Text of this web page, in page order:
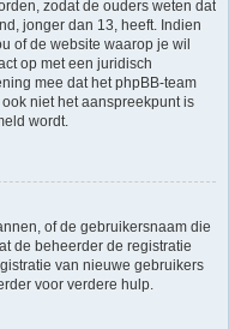
zodat de ouders weten dat
jonger dan 13, heeft. Indien
of de website waarop je wil
op met een juridisch
mee dat het phpBB-team
niet het aanspreekpunt is
wordt.
of de gebruikersnaam die
de beheerder de registratie
van nieuwe gebruikers
voor verdere hulp.